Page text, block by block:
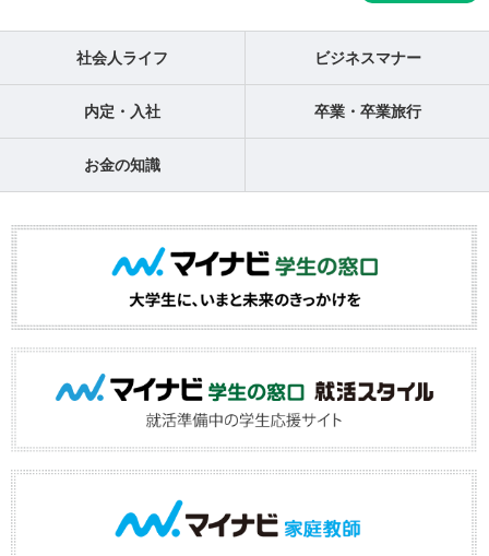
社会人ライフ ビジネスマナー
内定・入社 卒業・卒業旅行
お金の知識